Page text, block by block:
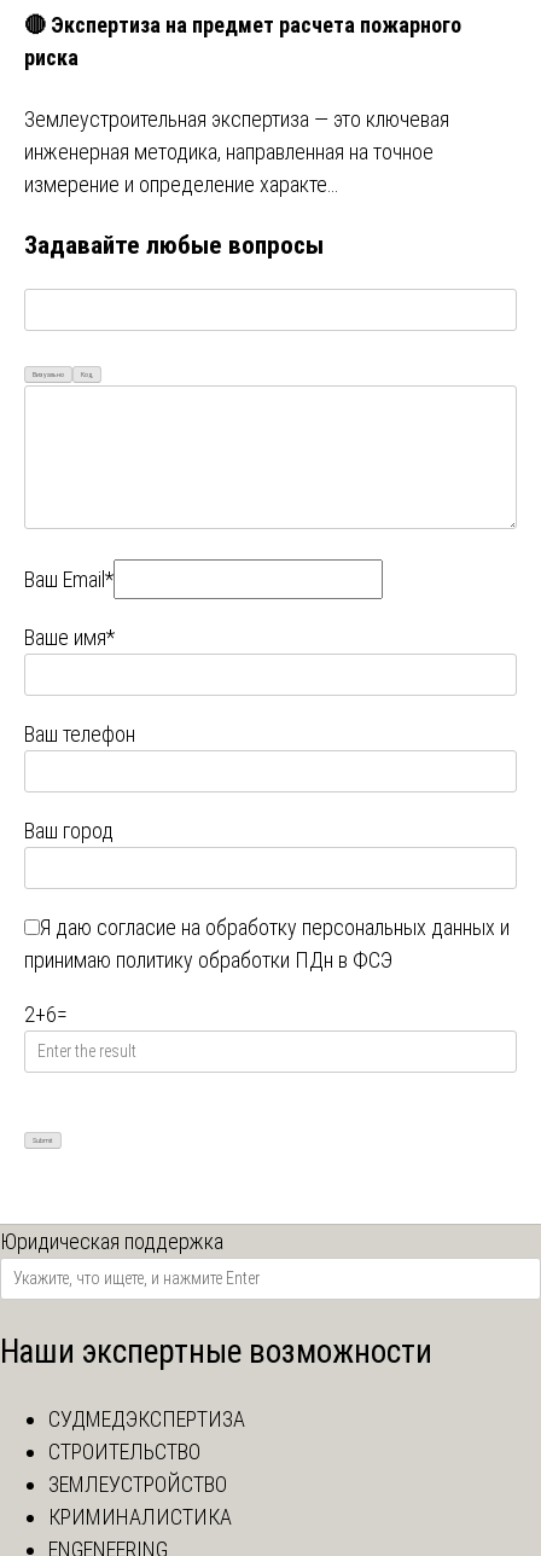
🔴 Экспертиза на предмет расчета пожарного
риска
Землеустроительная экспертиза — это ключевая
инженерная методика, направленная на точное
измерение и определение характе…
Задавайте любые вопросы
Визуально Код
Ваш Email*
Ваше имя*
Ваш телефон
Ваш город
Я даю согласие на обработку персональных данных и
принимаю политику обработки ПДн в ФСЭ
2+6=
Юридическая поддержка
Наши экспертные возможности
СУДМЕДЭКСПЕРТИЗА
СТРОИТЕЛЬСТВО
ЗЕМЛЕУСТРОЙСТВО
КРИМИНАЛИСТИКА
ENGENEERING